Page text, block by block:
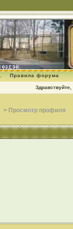
Правила форума
Здравствуйте,
> Просмотр профиля